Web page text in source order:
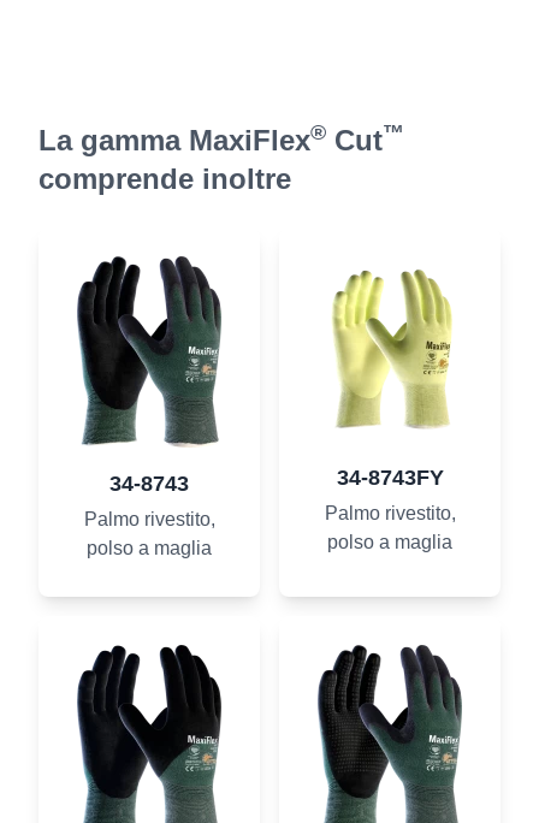
La gamma MaxiFlex® Cut™
comprende inoltre
34-8743
Palmo rivestito,
polso a maglia
34-8743FY
Palmo rivestito,
polso a maglia